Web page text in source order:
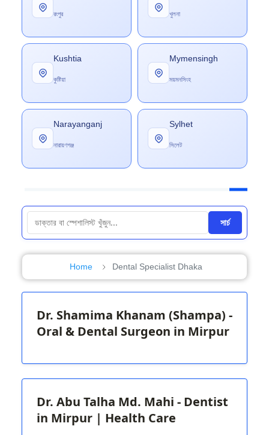
রংপুর খুলনা
Kushtia
কুষ্টিয়া
Mymensingh
ময়মনসিংহ
Narayanganj
নারায়ণগঞ্জ
Sylhet
সিলেট
সার্চ
Home Dental Specialist Dhaka
Dr. Shamima Khanam (Shampa) -
Oral & Dental Surgeon in Mirpur
Dr. Abu Talha Md. Mahi - Dentist
in Mirpur | Health Care